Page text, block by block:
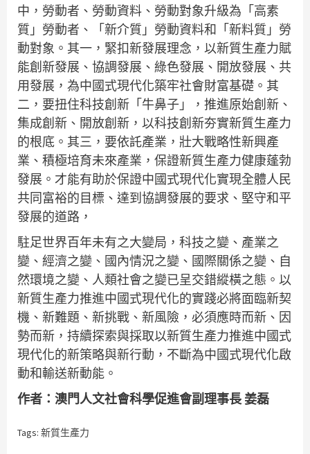
中，勞動者、勞動資料、勞動對象升級為「高素
質」勞動者、「新介質」勞動資料和「新料質」勞
動對象。其一，緊扣新發展理念，以新質生產力賦
能創新發展、協調發展、綠色發展、開放發展、共
用發展，為中國式現代化築牢社會財富基礎。其
二，要扭住科技創新「牛鼻子」，推進原始創新、
集成創新、開放創新，以科技創新夯實新質生產力
的根底。其三，要依託產業，壯大戰略性新興產
業、積極培育未來產業，保證新質生產力健康蓬勃
發展。才能有助於保證中國式現代化實現全體人民
共同富裕的目標、達到協調發展的要求、堅守和平
發展的道路，
駐足世界百年未有之大變局，科技之變、產業之
變、經濟之變、國內情況之變、國際關係之變、自
然環境之變、人類社會之變已呈交錯縱橫之態。以
新質生產力推進中國式現代化的實踐必將面臨新契
機、新難題、新挑戰、新風險，必須應時而新、因
勢而新，持續探索與採取以新質生產力推進中國式
現代化的新策略與新行動，不斷為中國式現代化啟
動和輸送新動能。
作者：澳門人文社會科學促進會副理事長 姜磊
Tags: 新質生產力